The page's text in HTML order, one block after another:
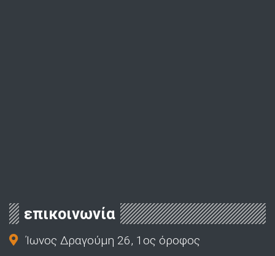
επικοινωνία
Ίωνος Δραγούμη 26, 1ος όροφος